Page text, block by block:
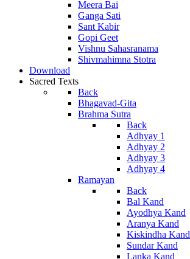
Meera Bai
Ganga Sati
Sant Kabir
Gopi Geet
Vishnu Sahasranama
Shivmahimna Stotra
Download
Sacred Texts
Back
Bhagavad-Gita
Brahma Sutra
Back
Adhyay 1
Adhyay 2
Adhyay 3
Adhyay 4
Ramayan
Back
Bal Kand
Ayodhya Kand
Aranya Kand
Kiskindha Kand
Sundar Kand
Lanka Kand